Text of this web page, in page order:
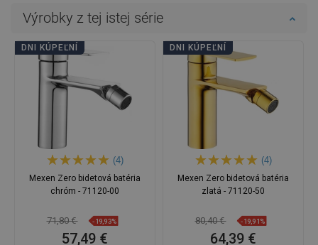
Výrobky z tej istej série
DNI KÚPEĽNÍ
(4)
Mexen Zero bidetová batéria
chróm - 71120-00
71,80 € -19,93%
57,49 €
DNI KÚPEĽNÍ
(4)
Mexen Zero bidetová batéria
zlatá - 71120-50
80,40 € -19,91%
64,39 €